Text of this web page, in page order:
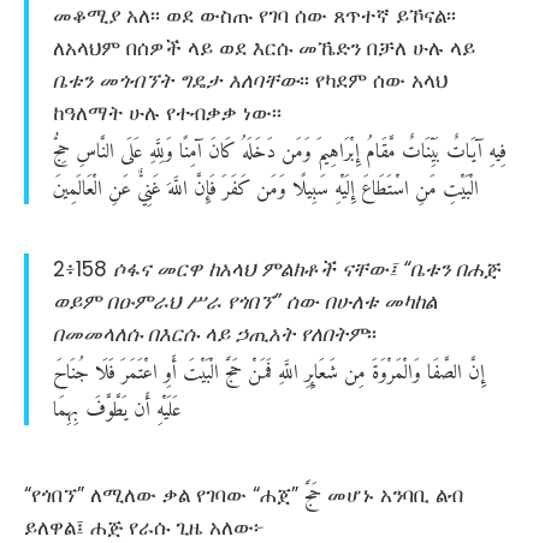
መቆሚያ አለ፡፡ ወደ ውስጡ የገባ ሰው ጸጥተኛ ይኾናል፡፡
ለአላህም በሰዎች ላይ ወደ እርሱ መኼድን በቻለ ሁሉ ላይ
ቤቱን መጎብኘት ግዴታ አለባቸው፡፡ የካደም ሰው አላህ
ከዓለማት ሁሉ የተብቃቃ ነው፡፡
فِيهِآيَاتٌبَيِّنَاتٌمَّقَامُإِبْرَاهِيمَوَمَندَخَلَهُكَانَآمِنًاوَلِلَّهِعَلَىالنَّاسِحِجُّ
الْبَيْتِمَنِاسْتَطَاعَإِلَيْهِسَبِيلًاوَمَنكَفَرَفَإِنَّاللَّهَغَنِيٌّعَنِالْعَالَمِينَ
2፥158 ሶፋና መርዋ ከአላህ ምልክቶች ናቸው፤ “ቤቱን በሐጅ
ወይም በዑምራህ ሥራ የጎበኘ” ሰው በሁለቱ መካከል
በመመላለሱ በእርሱ ላይ ኃጢአት የለበትም፡፡
إِنَّالصَّفَاوَالْمَرْوَةَمِنشَعَائِرِاللَّهِفَمَنْحَجَّالْبَيْتَأَوِاعْتَمَرَفَلَاجُنَاحَ
عَلَيْهِأَنيَطَّوَّفَبِهِمَا
“የጎበኘ” ለሚለው ቃል የገባው “ሐጀ” حَجَّ መሆኑ አንባቢ ልብ
ይለዋል፤ ሐጅ የራሱ ጊዜ አለው፦